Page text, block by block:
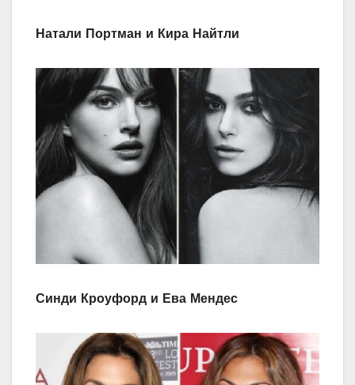
Натали Портман и Кира Найтли
Синди Кроуфорд и Ева Мендес